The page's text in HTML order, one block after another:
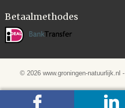
Betaalmethodes
© 2026 www.groningen-natuurlijk.nl